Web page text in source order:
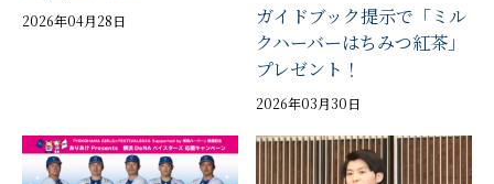
2026年04月28日
ガイドブック提示で「ミル
クハーバーはちみつ紅茶」
プレゼント！
2026年03月30日